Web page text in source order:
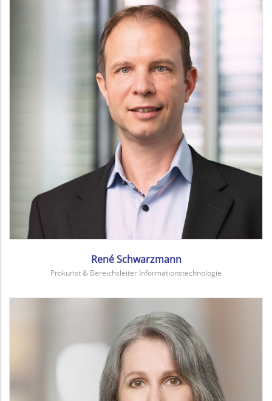
René Schwarzmann
Prokurist & Bereichsleiter Informationstechnologie